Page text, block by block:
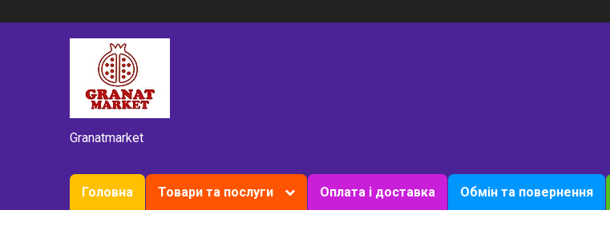
Granatmarket
Головна Товари та послуги Оплата і доставка Обмін та повернення